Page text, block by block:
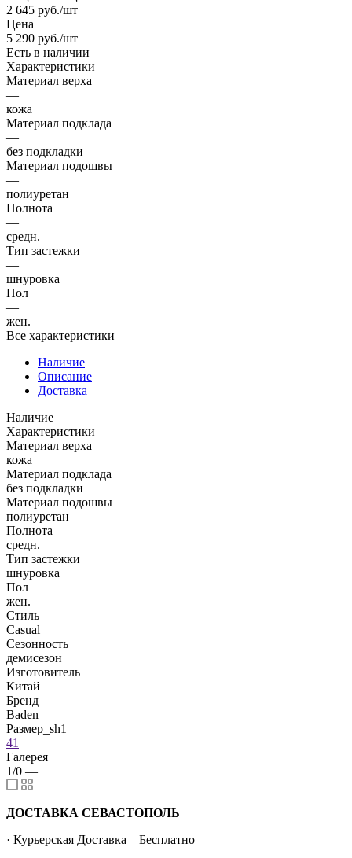
2 645 руб./шт
Цена
5 290 руб./шт
Есть в наличии
Характеристики
Материал верха
—
кожа
Материал подклада
—
без подкладки
Материал подошвы
—
полиуретан
Полнота
—
средн.
Тип застежки
—
шнуровка
Пол
—
жен.
Все характеристики
Наличие
Описание
Доставка
Наличие
Характеристики
Материал верха
кожа
Материал подклада
без подкладки
Материал подошвы
полиуретан
Полнота
средн.
Тип застежки
шнуровка
Пол
жен.
Стиль
Casual
Сезонность
демисезон
Изготовитель
Китай
Бренд
Baden
Размер_sh1
41
Галерея
1/0 —
ДОСТАВКА СЕВАСТОПОЛЬ
· Курьерская Доставка – Бесплатно